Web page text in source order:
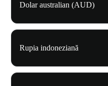
Dolar australian (AUD)
Rupia indoneziană